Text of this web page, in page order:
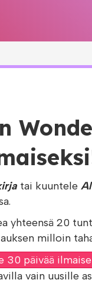
tai kuuntele
yhteensä 20
milloin
30 päivää
vain uusille